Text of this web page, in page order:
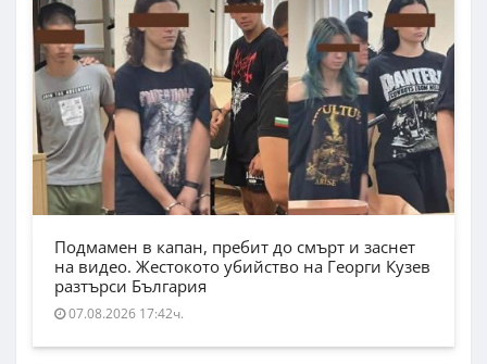
Подмамен в капан, пребит до смърт и заснет
на видео. Жестокото убийство на Георги Кузев
разтърси България
07.08.2026 17:42ч.